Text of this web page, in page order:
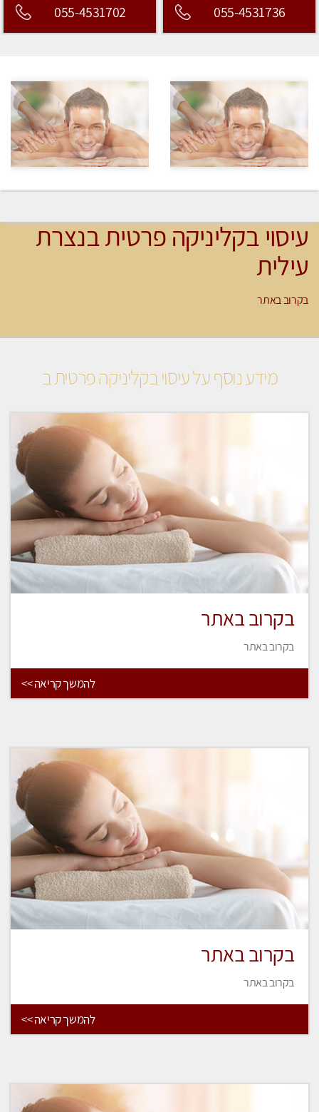
055-4531736
055-4531702
עיסוי בקליניקה פרטית בנצרת
עילית
בקרוב באתר
מידע נוסף על עיסוי בקליניקה פרטית ב
בקרוב באתר
בקרוב באתר
להמשך קריאה >>
בקרוב באתר
בקרוב באתר
להמשך קריאה >>